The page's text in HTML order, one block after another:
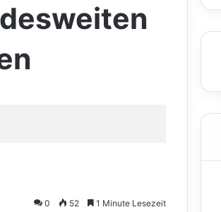
0 52 1 Minute Lesezeit